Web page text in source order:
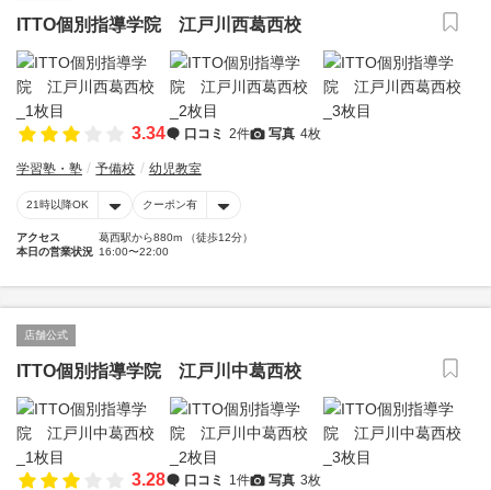
ITTO個別指導学院 江戸川西葛西校
3.34 口コミ 2件 写真 4枚
学習塾・塾 予備校 幼児教室
21時以降OK クーポン有
アクセス
葛西駅から880m （徒歩12分）
本日の営業状況 16:00〜22:00
店舗公式
ITTO個別指導学院 江戸川中葛西校
3.28 口コミ 1件 写真 3枚